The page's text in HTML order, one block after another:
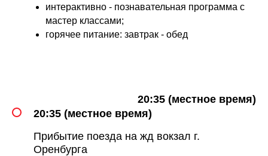
интерактивно - познавательная программа с
мастер классами;
горячее питание: завтрак - обед
20:35 (местное время)
20:35 (местное время)
Прибытие поезда на жд вокзал г.
Оренбурга